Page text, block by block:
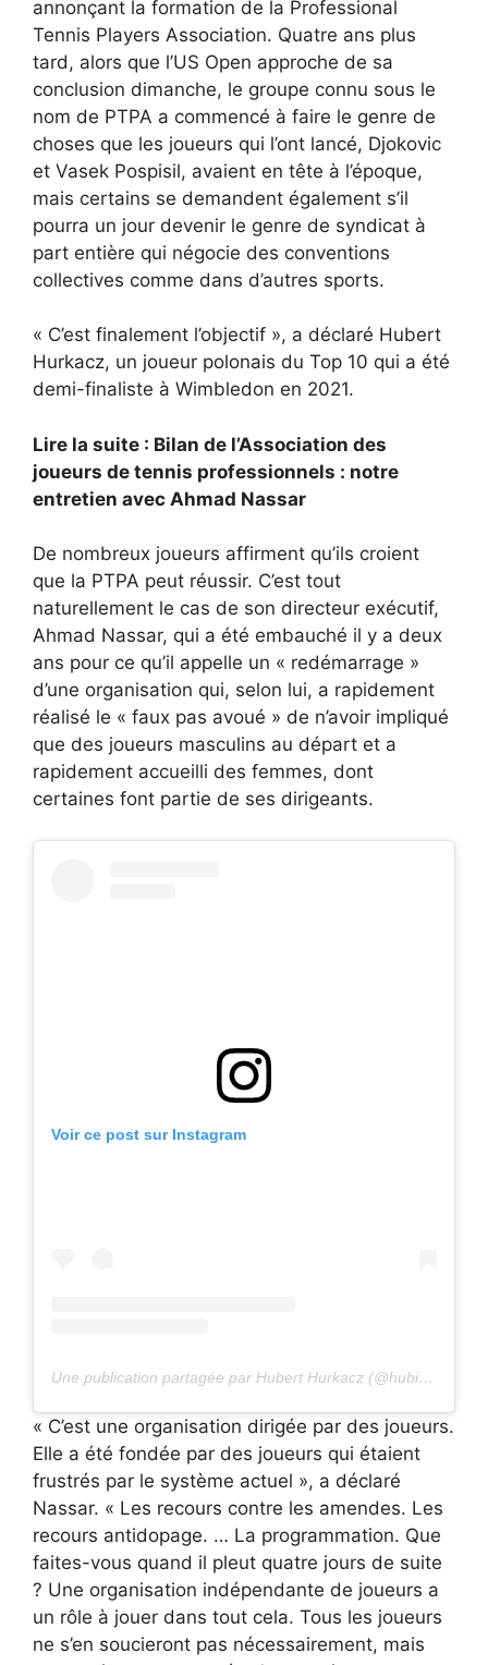
annonçant la formation de la Professional
Tennis Players Association. Quatre ans plus
tard, alors que l’US Open approche de sa
conclusion dimanche, le groupe connu sous le
nom de PTPA a commencé à faire le genre de
choses que les joueurs qui l’ont lancé, Djokovic
et Vasek Pospisil, avaient en tête à l’époque,
mais certains se demandent également s’il
pourra un jour devenir le genre de syndicat à
part entière qui négocie des conventions
collectives comme dans d’autres sports.
« C’est finalement l’objectif », a déclaré Hubert
Hurkacz, un joueur polonais du Top 10 qui a été
demi-finaliste à Wimbledon en 2021.
Lire la suite : Bilan de l’Association des
joueurs de tennis professionnels : notre
entretien avec Ahmad Nassar
De nombreux joueurs affirment qu’ils croient
que la PTPA peut réussir. C’est tout
naturellement le cas de son directeur exécutif,
Ahmad Nassar, qui a été embauché il y a deux
ans pour ce qu’il appelle un « redémarrage »
d’une organisation qui, selon lui, a rapidement
réalisé le « faux pas avoué » de n’avoir impliqué
que des joueurs masculins au départ et a
rapidement accueilli des femmes, dont
certaines font partie de ses dirigeants.
Voir ce post sur Instagram
Une publication partagée par Hubert Hurkacz (@hubihurkacz)
« C’est une organisation dirigée par des joueurs.
Elle a été fondée par des joueurs qui étaient
frustrés par le système actuel », a déclaré
Nassar. « Les recours contre les amendes. Les
recours antidopage. … La programmation. Que
faites-vous quand il pleut quatre jours de suite
? Une organisation indépendante de joueurs a
un rôle à jouer dans tout cela. Tous les joueurs
ne s’en soucieront pas nécessairement, mais